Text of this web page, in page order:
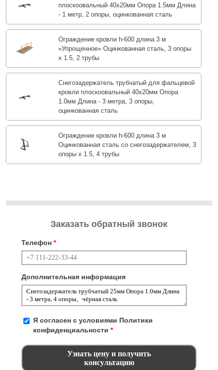
плоскоовальный 40х20мм Опора 1.5мм Длина
- 1 метр, 2 опоры, оцинкованная сталь
Ограждение кровли h-600 длина 3 м
«Упрощенное» Оцинкованная сталь, 3 опоры
х 1.5, 2 трубы
Снегозадержатель трубчатый для фальцевой
кровли плоскоовальный 40х20мм Опора
1.0мм Длина - 3 метра, 3 опоры,
оцинкованная сталь
Ограждение кровли h-600 длина 3 м
Оцинкованная сталь со снегозадержателем, 3
опоры х 1.5, 4 трубы
Заказать обратный звонок
Телефон *
Дополнительная информация
Я согласен с условиями Политики
конфиденциальности *